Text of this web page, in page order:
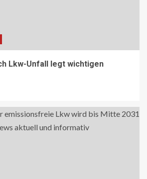
Lkw-Unfall legt wichtigen